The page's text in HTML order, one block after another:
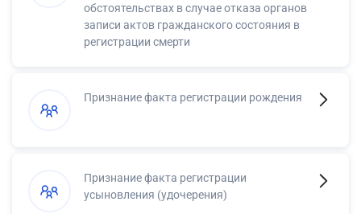
обстоятельствах в случае отказа органов
записи актов гражданского состояния в
регистрации смерти
Признание факта регистрации рождения
Признание факта регистрации
усыновления (удочерения)